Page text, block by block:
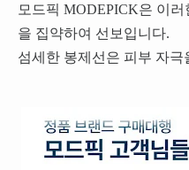
모드픽 MODEPICK은 이
을 집약하여 선보입니다.
섬세한 봉제선은 피부 자극